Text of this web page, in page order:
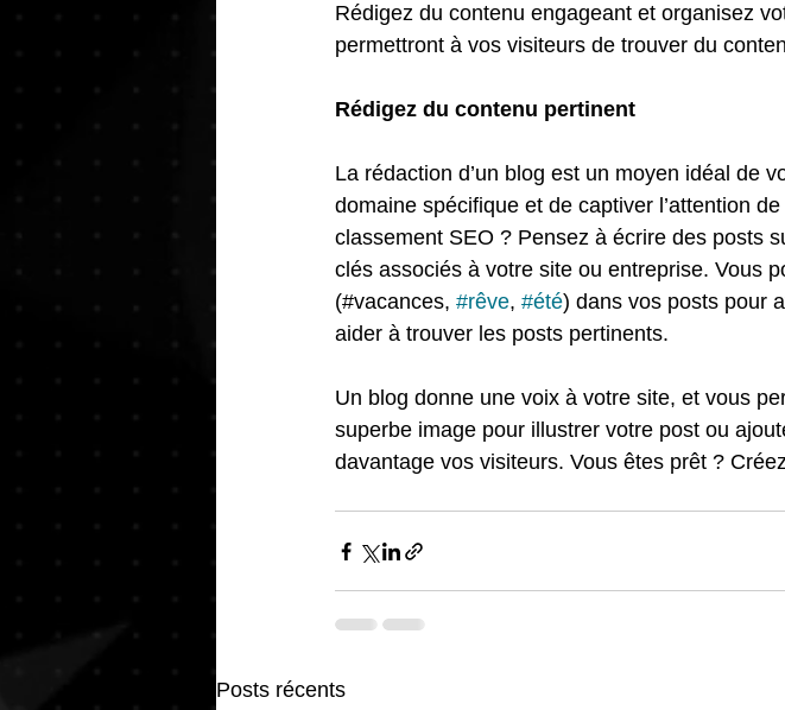
Rédigez du contenu engageant et organisez
permettront à vos visiteurs de trouver du
Rédigez du contenu pertinent
La rédaction d’un blog est un moyen idéal de
domaine spécifique et de captiver l’attention
classement SEO ? Pensez à écrire des posts
clés associés à votre site ou entreprise. Vous
(#vacances, #rêve, #été) dans vos posts pour
aider à trouver les posts pertinents.
Un blog donne une voix à votre site, et vous
superbe image pour illustrer votre post ou
davantage vos visiteurs. Vous êtes prêt ?
Posts récents